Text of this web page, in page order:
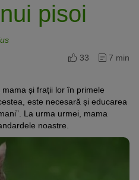
pisoi
33 7 min
și frații lor în primele
este necesară și educarea
La urma urmei, mama
noastre.